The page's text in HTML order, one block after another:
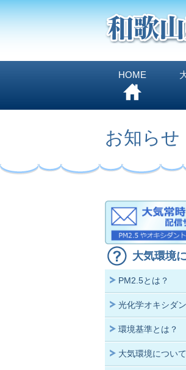
HOME
お知らせ
大気環境
PM2.5とは？
光化学オキシダ
環境基準とは？
大気環境につい